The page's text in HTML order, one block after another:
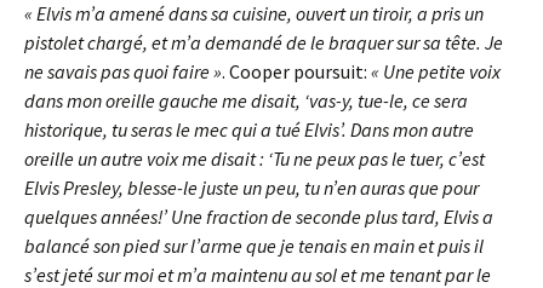
« Elvis m’a amené dans sa cuisine, ouvert un tiroir, a pris un
pistolet chargé, et m’a demandé de le braquer sur sa tête. Je
ne savais pas quoi faire ». Cooper poursuit: « Une petite voix
dans mon oreille gauche me disait, ‘vas-y, tue-le, ce sera
historique, tu seras le mec qui a tué Elvis’. Dans mon autre
oreille un autre voix me disait : ‘Tu ne peux pas le tuer, c’est
Elvis Presley, blesse-le juste un peu, tu n’en auras que pour
quelques années!’ Une fraction de seconde plus tard, Elvis a
balancé son pied sur l’arme que je tenais en main et puis il
s’est jeté sur moi et m’a maintenu au sol et me tenant par le